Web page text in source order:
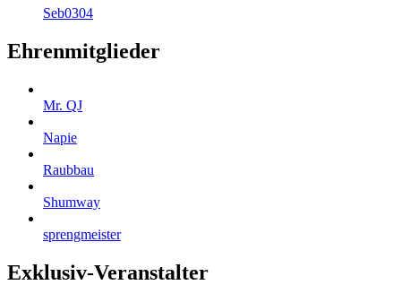
Seb0304
Ehrenmitglieder
Mr. QJ
Napie
Raubbau
Shumway
sprengmeister
Exklusiv-Veranstalter